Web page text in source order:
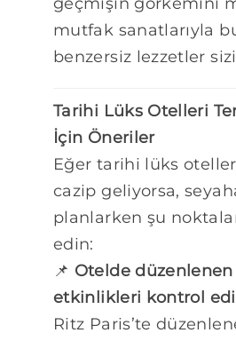
mutfak sanatlarıyla
benzersiz lezzetler
Tarihi Lüks Otelleri
İçin Öneriler
Eğer tarihi lüks
cazip geliyorsa,
planlarken şu
edin:
📌 Otelde düzenlenen
etkinlikleri kontrol
Ritz Paris’te